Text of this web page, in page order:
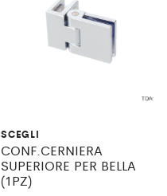
SCEGLI
CONF.CERNIERA
SUPERIORE PER BELLA
(1PZ)